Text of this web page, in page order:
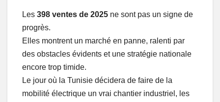
Les 398 ventes de 2025 ne sont pas un signe de
progrès.
Elles montrent un marché en panne, ralenti par
des obstacles évidents et une stratégie nationale
encore trop timide.
Le jour où la Tunisie décidera de faire de la
mobilité électrique un vrai chantier industriel, les